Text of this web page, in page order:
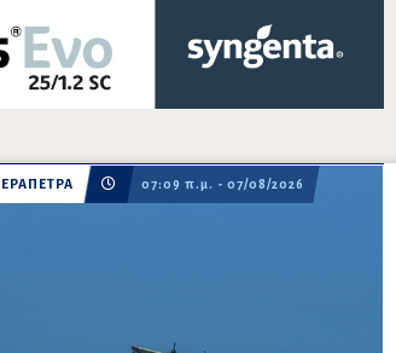
ΙΕΡΑΠΕΤΡΑ 07:09 π.μ. - 07/08/2026